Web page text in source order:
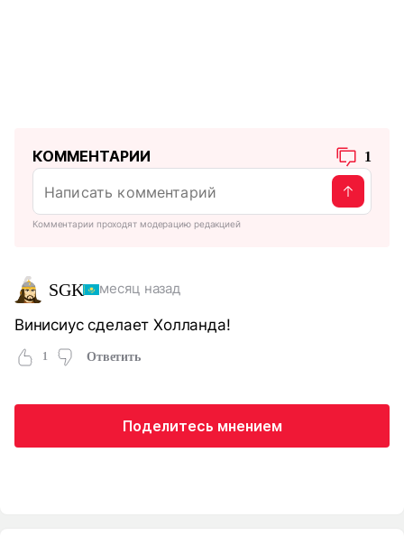
КОММЕНТАРИИ 1
Комментарии проходят модерацию редакцией
SGK месяц назад
Винисиус сделает Холланда!
1 Ответить
Поделитесь мнением